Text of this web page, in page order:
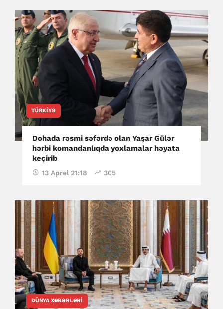
TÜRKIYƏ
Dohada rəsmi səfərdə olan Yaşar Gülər
hərbi komandanlıqda yoxlamalar həyata
keçirib
13 Aprel 21:18 305
DÜNYA XƏBƏRLƏRI